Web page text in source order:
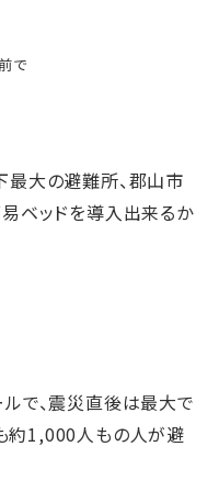
で
最大の避難所、郡山市
ベッドを導入出来るか
で、震災直後は最大で
約1,000人もの人が避